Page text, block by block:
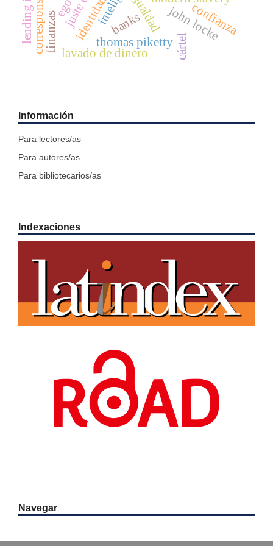
igualdad
thomas pikettyjohn locke
lavado de dinero cártel
confianza
banks
finanzas
Información
Para lectores/as
Para autores/as
Para bibliotecarios/as
Indexaciones
Navegar